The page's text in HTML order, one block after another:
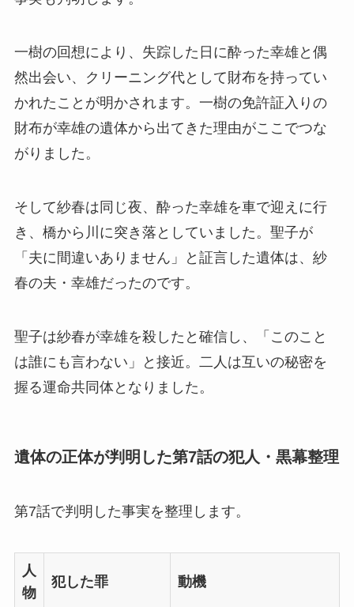
一樹の回想により、失踪した日に酔った幸雄と偶
然出会い、クリーニング代として財布を持ってい
かれたことが明かされます。一樹の免許証入りの
財布が幸雄の遺体から出てきた理由がここでつな
がりました。
そして紗春は同じ夜、酔った幸雄を車で迎えに行
き、橋から川に突き落としていました。聖子が
「夫に間違いありません」と証言した遺体は、紗
春の夫・幸雄だったのです。
聖子は紗春が幸雄を殺したと確信し、「このこと
は誰にも言わない」と接近。二人は互いの秘密を
握る運命共同体となりました。
遺体の正体が判明した第7話の犯人・黒幕整理
第7話で判明した事実を整理します。
人
物
犯した罪 動機